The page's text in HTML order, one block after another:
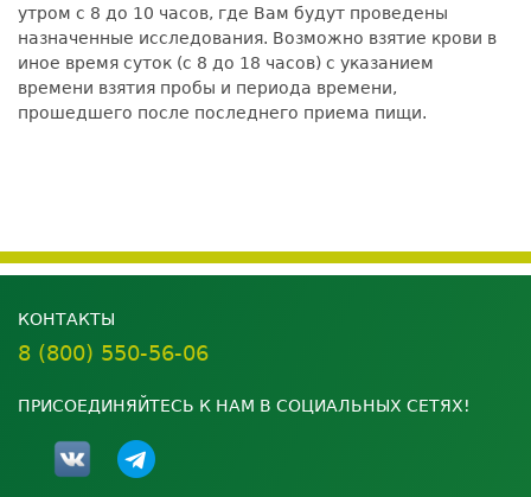
утром с 8 до 10 часов, где Вам будут проведены
назначенные исследования. Возможно взятие крови в
иное время суток (с 8 до 18 часов) с указанием
времени взятия пробы и периода времени,
прошедшего после последнего приема пищи.
КОНТАКТЫ
8 (800) 550-56-06
ПРИСОЕДИНЯЙТЕСЬ К НАМ В СОЦИАЛЬНЫХ СЕТЯХ!